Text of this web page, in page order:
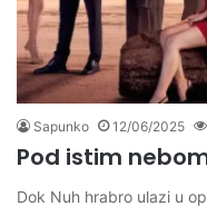
Sapunko 12/06/2025
Pod istim
Dok Nuh hrabro ulazi u